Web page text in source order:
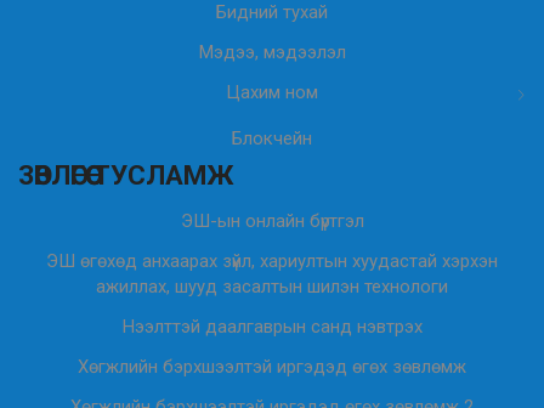
Бидний тухай
Мэдээ, мэдээлэл
Цахим ном
Блокчейн
ЗӨВЛӨГӨӨ ТУСЛАМЖ
ЭШ-ын онлайн бүртгэл
ЭШ өгөхөд анхаарах зүйл, хариултын хуудастай хэрхэн
ажиллах, шууд засалтын шилэн технологи
Нээлттэй даалгаврын санд нэвтрэх
Хөгжлийн бэрхшээлтэй иргэдэд өгөх зөвлөмж